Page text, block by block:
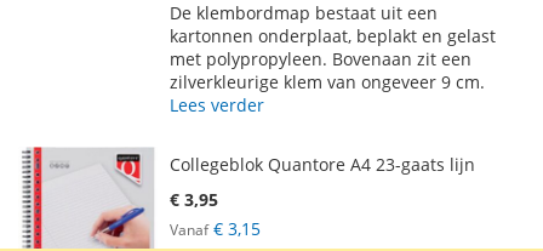
AAN
VERLANGLIJST
TE
VERGELIJKEN
De klembordmap bestaat uit een
kartonnen onderplaat, beplakt en gelast
met polypropyleen. Bovenaan zit een
zilverkleurige klem van ongeveer 9 cm.
Lees verder
Collegeblok Quantore A4 23-gaats lijn
€ 3,95
Vanaf € 3,15